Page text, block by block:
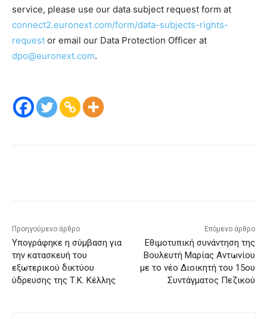
service, please use our data subject request form at
connect2.euronext.com/form/data-subjects-rights-
request or email our Data Protection Officer at
dpo@euronext.com.
Προηγούμενο άρθρο
Υπογράφηκε η σύμβαση για
την κατασκευή του
εξωτερικού δικτύου
ύδρευσης της Τ.Κ. Κέλλης
Επόμενο άρθρο
Εθιμοτυπική συνάντηση της
Βουλευτή Μαρίας Αντωνίου
με το νέο Διοικητή του 15ου
Συντάγματος Πεζικού